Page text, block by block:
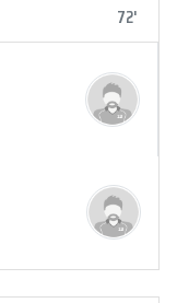
72'